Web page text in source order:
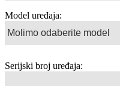
Model uređaja:
Serijski broj uređaja: